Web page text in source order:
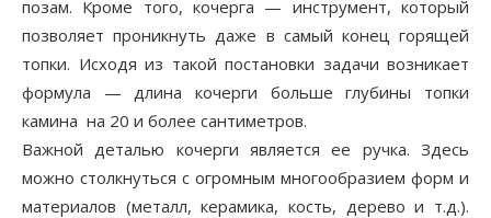
позам. Кроме того, кочерга — инструмент, который
позволяет проникнуть даже в самый конец горящей
топки. Исходя из такой постановки задачи возникает
формула — длина кочерги больше глубины топки
камина на 20 и более сантиметров.
Важной деталью кочерги является ее ручка. Здесь
можно столкнуться с огромным многообразием форм и
материалов (металл, керамика, кость, дерево и т.д.).